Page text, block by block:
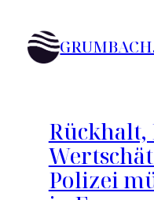
Inhalt
springen
Rückhalt,
Polizei